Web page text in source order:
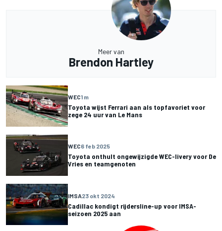
Meer van
Brendon Hartley
WEC1 m
Toyota wijst Ferrari aan als topfavoriet voor
zege 24 uur van Le Mans
WEC6 feb 2025
Toyota onthult ongewijzigde WEC-livery voor De
Vries en teamgenoten
IMSA23 okt 2024
Cadillac kondigt rijdersline-up voor IMSA-
seizoen 2025 aan